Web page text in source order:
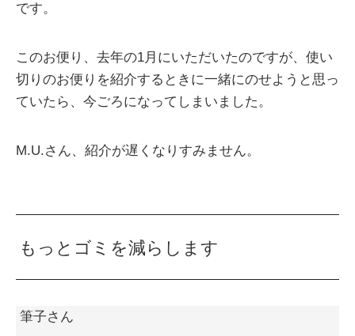
です。
このお便り、去年の1月にいただいたのですが、使い
切りのお便りを紹介するときに一緒にのせようと思っ
ていたら、今ごろになってしまいました。
M.U.さん、紹介が遅くなりすみません。
もっとゴミを減らします
筆子さん